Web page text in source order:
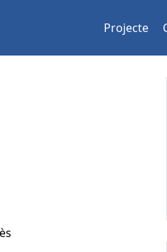
Projecte